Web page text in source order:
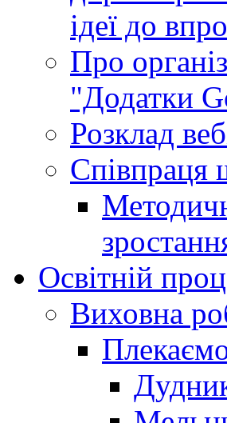
ідеї до
Про
"Додатки
Розклад
Співпраця
Освітній
Виховна